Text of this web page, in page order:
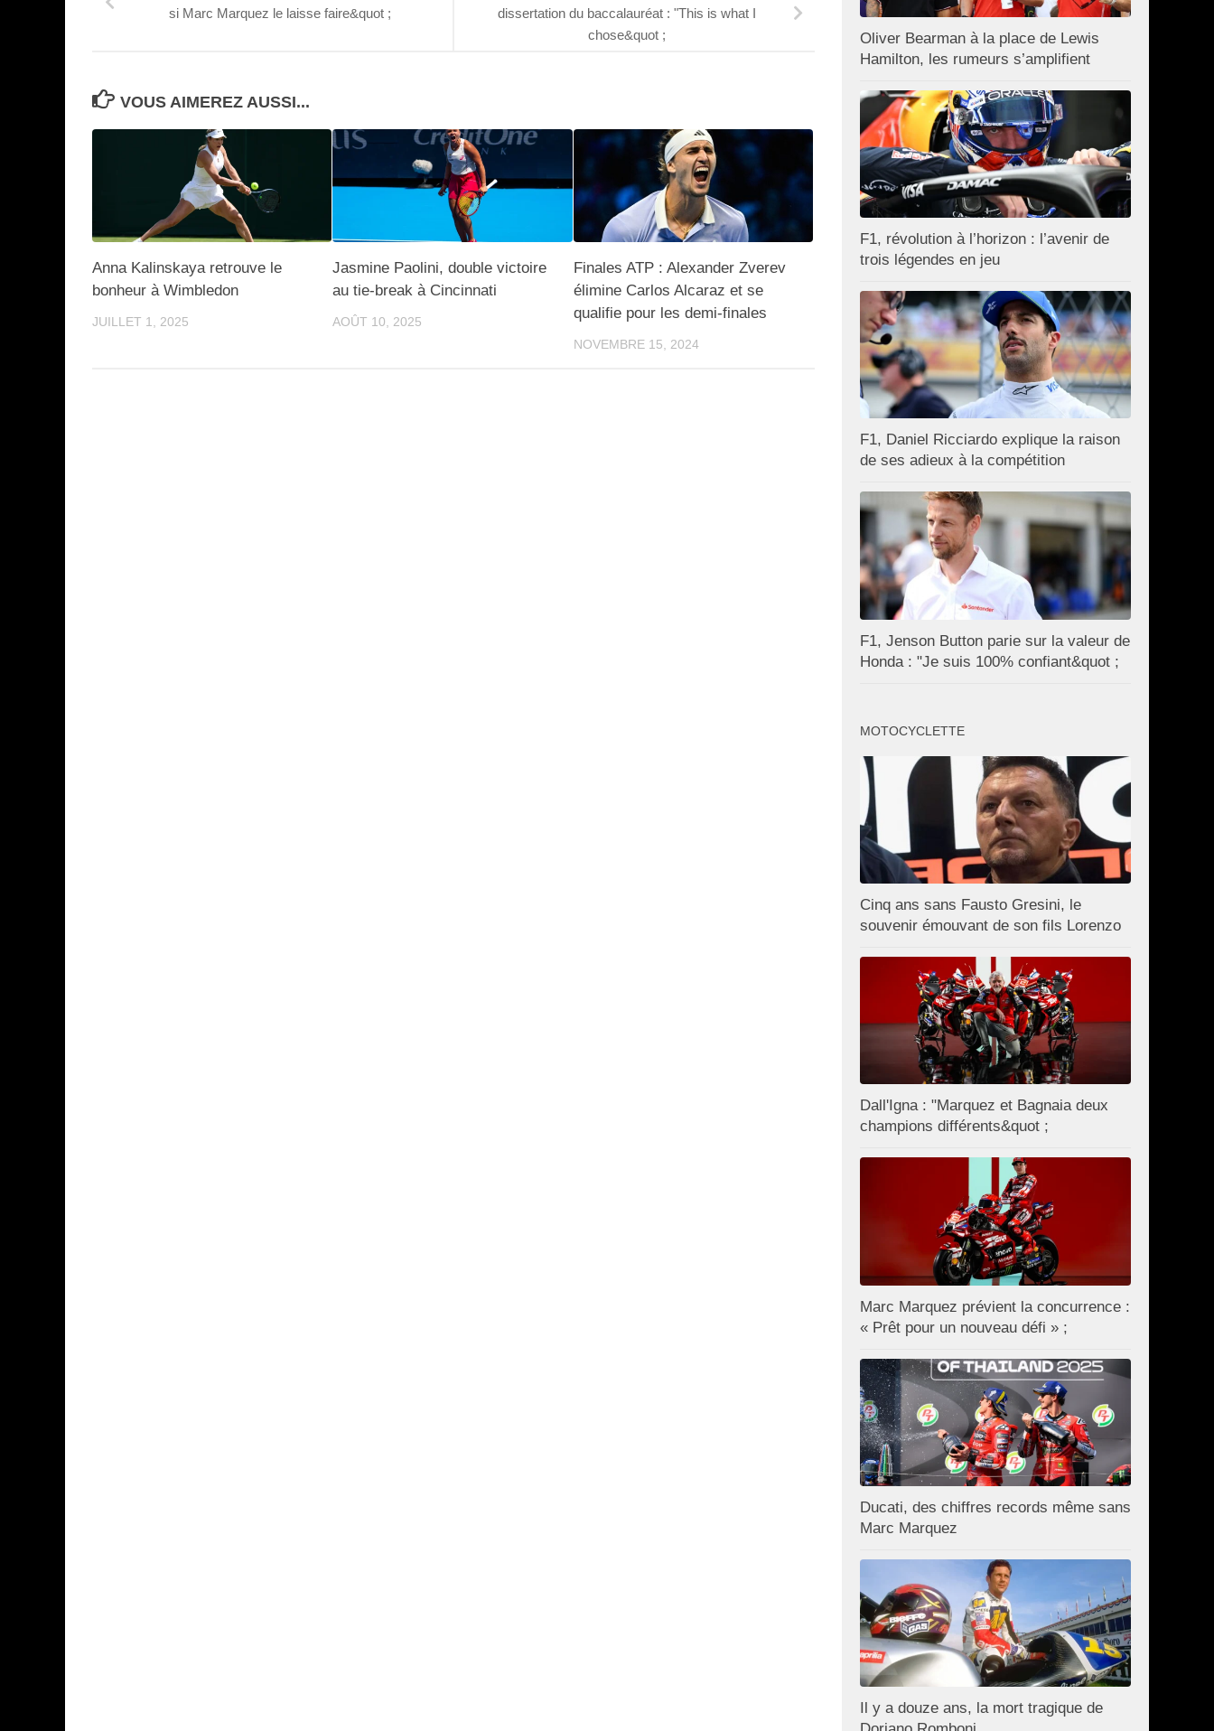
dissertation du baccalauréat : "This is what I
chose&quot ;
si Marc Marquez le laisse faire&quot ;
VOUS AIMEREZ AUSSI...
Anna Kalinskaya retrouve le
bonheur à Wimbledon
JUILLET 1, 2025
Jasmine Paolini, double victoire
au tie-break à Cincinnati
AOÛT 10, 2025
Finales ATP : Alexander Zverev
élimine Carlos Alcaraz et se
qualifie pour les demi-finales
NOVEMBRE 15, 2024
Oliver Bearman à la place de Lewis
Hamilton, les rumeurs s’amplifient
F1, révolution à l’horizon : l’avenir de
trois légendes en jeu
F1, Daniel Ricciardo explique la raison
de ses adieux à la compétition
F1, Jenson Button parie sur la valeur de
Honda : "Je suis 100% confiant&quot ;
MOTOCYCLETTE
Cinq ans sans Fausto Gresini, le
souvenir émouvant de son fils Lorenzo
Dall'Igna : "Marquez et Bagnaia deux
champions différents&quot ;
Marc Marquez prévient la concurrence :
« Prêt pour un nouveau défi » ;
Ducati, des chiffres records même sans
Marc Marquez
Il y a douze ans, la mort tragique de